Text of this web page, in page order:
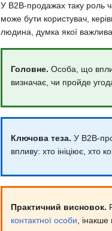
У B2B-продажах таку роль
може бути користувач,
людина, думка якої
Головне. Особа, що
визначає, чи пройде
Ключова теза. У B2B-
впливу: хто ініціює, хто
Практичний висновок.
контактної особи ,